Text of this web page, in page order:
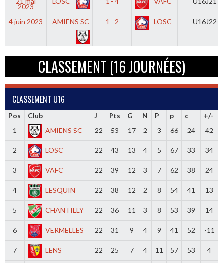
2023
4 juin 2023 AMIENS SC 1 - 2 LOSC U16J22
CLASSEMENT (16 JOURNÉES)
CLASSEMENT U16
Pos Club J Pts G N P p c
+/-
1
AMIENS SC 22 53 17 2 3 66 24 42
2 LOSC 22 43 13 4 5 67 33 34
3 VAFC 22 39 12 3 7 62 38 24
4 LESQUIN 22 38 12 2 8 54 41 13
5 CHANTILLY 22 36 11 3 8 53 39 14
6 VERMELLES 22 31 9 4 9 41 52 -11
7 LENS 22 25 7 4 11 57 53 4